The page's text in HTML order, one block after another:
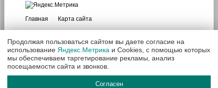
Главная Карта сайта
Продолжая пользоваться сайтом вы даете согласие на
использование Яндекс.Метрика и Cookies, с помощью которых
мы обеспечиваем таргетирование рекламы, анализ
посещаемости сайта и звонков.
Согласен